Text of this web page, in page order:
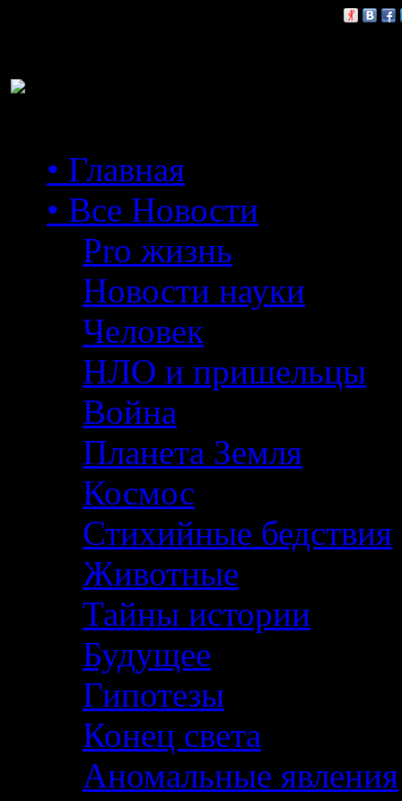
• Главная
• Все Новости
Pro жизнь
Новости науки
Человек
НЛО и пришельцы
Война
Планета Земля
Космос
Стихийные бедствия
Животные
Тайны истории
Будущее
Гипотезы
Конец света
Аномальные явления